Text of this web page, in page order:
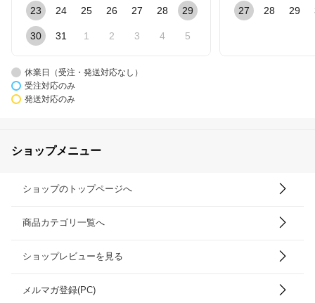
23 24 25 26 27 28 29
30 31 1 2 3 4 5
27 28 29
休業日（受注・発送対応なし）
受注対応のみ
発送対応のみ
ショップメニュー
ショップのトップページへ
商品カテゴリ一覧へ
ショップレビューを見る
メルマガ登録(PC)